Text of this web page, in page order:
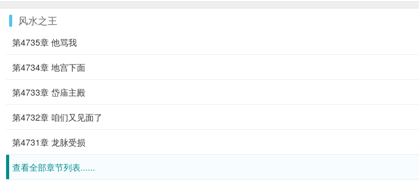
风水之王
第4735章 他骂我
第4734章 地宫下面
第4733章 岱庙主殿
第4732章 咱们又见面了
第4731章 龙脉受损
查看全部章节列表......